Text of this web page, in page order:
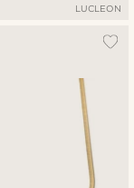
LUCLEON